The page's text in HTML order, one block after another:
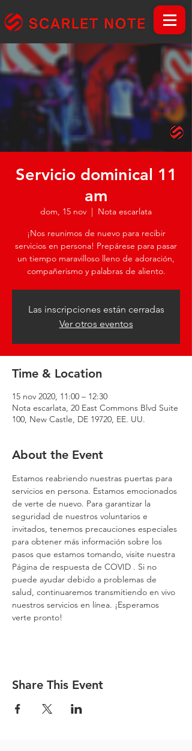
Servicio dominical 11
am
dom, 15 nov
  |
Nota escarlata
¡Nos reunimos de nuevo para recibir
servicios en persona! Prepárese para pasar
un tiempo maravilloso lleno de adoración,
compañerismo y palabras de aliento.
Las inscripciones están cerradas
Ver otros eventos
Time & Location
15 nov 2020, 11:00 – 12:30
Nota escarlata, 20 East Commons Blvd Suite
100, New Castle, DE 19720, EE. UU.
About the Event
Estamos reabriendo nuestras puertas para
servicios en persona. Estamos emocionados
de verte de nuevo. Para garantizar la
seguridad de nuestros voluntarios e
invitados, tenemos precauciones especiales
para obtener más información sobre los
pasos que estamos tomando, visite nuestra
Página de respuesta de COVID . Si no
puede ayudar debido a problemas de
salud, continuaremos transmitiendo en vivo
nuestros servicios en línea. ¡Esperamos
verte pronto!
Share This Event